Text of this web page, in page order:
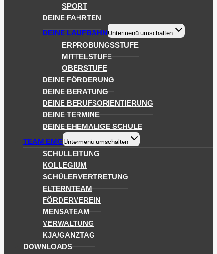
SPORT
DEINE FAHRTEN
DEINE LAUFBAHN Untermenü umschalten
ERPROBUNGSSTUFE
MITTELSTUFE
OBERSTUFE
DEINE FÖRDERUNG
DEINE BERATUNG
DEINE BERUFSORIENTIERUNG
DEINE TERMINE
DEINE EHEMALIGE SCHULE
TEAM EMG Untermenü umschalten
SCHULLEITUNG
KOLLEGIUM
SCHÜLERVERTRETUNG
ELTERNTEAM
FÖRDERVEREIN
MENSATEAM
VERWALTUNG
KJA/GANZTAG
DOWNLOADS